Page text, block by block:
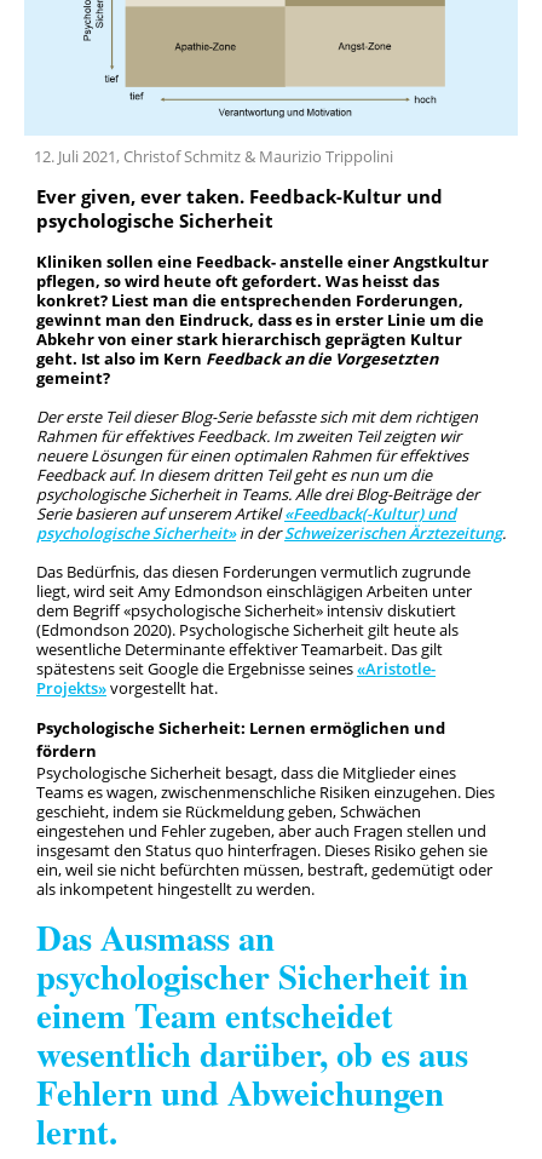
Team
Geschichte
12. Juli 2021, Christof Schmitz & Maurizio Trippolini
Ever given, ever taken. Feedback-Kultur und
psychologische Sicherheit
Kliniken sollen eine Feedback- anstelle einer Angstkultur
pflegen, so wird heute oft gefordert. Was heisst das
konkret? Liest man die entsprechenden Forderungen,
gewinnt man den Eindruck, dass es in erster Linie um die
Abkehr von einer stark hierarchisch geprägten Kultur
geht. Ist also im Kern Feedback an die Vorgesetzten
gemeint?
Der erste Teil dieser Blog-Serie befasste sich mit dem richtigen
Rahmen für effektives Feedback. Im zweiten Teil zeigten wir
neuere Lösungen für einen optimalen Rahmen für effektives
Feedback auf. In diesem dritten Teil geht es nun um die
psychologische Sicherheit in Teams. Alle drei Blog-Beiträge der
Serie basieren auf unserem Artikel«Feedback(-Kultur) und
psychologische Sicherheit»in derSchweizerischen Ärztezeitung.
Das Bedürfnis, das diesen Forderungen vermutlich zugrunde
liegt, wird seit Amy Edmondson einschlägigen Arbeiten unter
dem Begriff «psychologische Sicherheit» intensiv diskutiert
(Edmondson 2020). Psychologische Sicherheit gilt heute als
wesentliche Determinante effektiver Teamarbeit. Das gilt
spätestens seit Google die Ergebnisse seines«Aristotle-
Projekts»vorgestellt hat.
Psychologische Sicherheit: Lernen ermöglichen und
fördern
Psychologische Sicherheit besagt, dass die Mitglieder eines
Teams es wagen, zwischenmenschliche Risiken einzugehen. Dies
geschieht, indem sie Rückmeldung geben, Schwächen
eingestehen und Fehler zugeben, aber auch Fragen stellen und
insgesamt den Status quo hinterfragen. Dieses Risiko gehen sie
ein, weil sie nicht befürchten müssen, bestraft, gedemütigt oder
als inkompetent hingestellt zu werden.
Das Ausmass an
psychologischer Sicherheit in
einem Team entscheidet
wesentlich darüber, ob es aus
Fehlern und Abweichungen
lernt.